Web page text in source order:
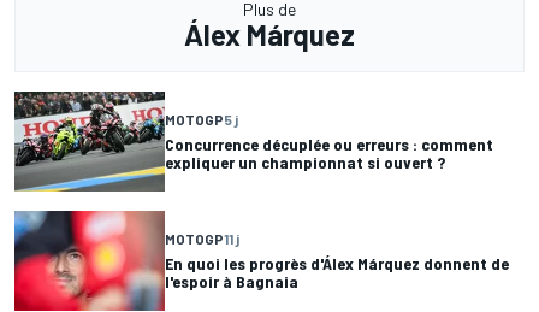
Plus de
Álex Márquez
MOTOGP5 j
Concurrence décuplée ou erreurs : comment
expliquer un championnat si ouvert ?
MOTOGP11 j
En quoi les progrès d'Álex Márquez donnent de
l'espoir à Bagnaia